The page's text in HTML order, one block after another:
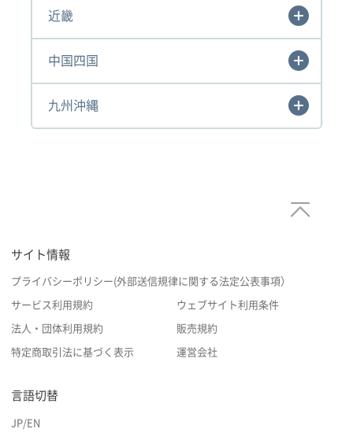
近畿
中国四国
九州沖縄
サイト情報
プライバシーポリシー(外部送信規律に関する法定公表事項）
サービス利用規約 ウェブサイト利用条件
法人・団体利用規約 販売規約
特定商取引法に基づく表示 運営会社
言語切替
JP/EN